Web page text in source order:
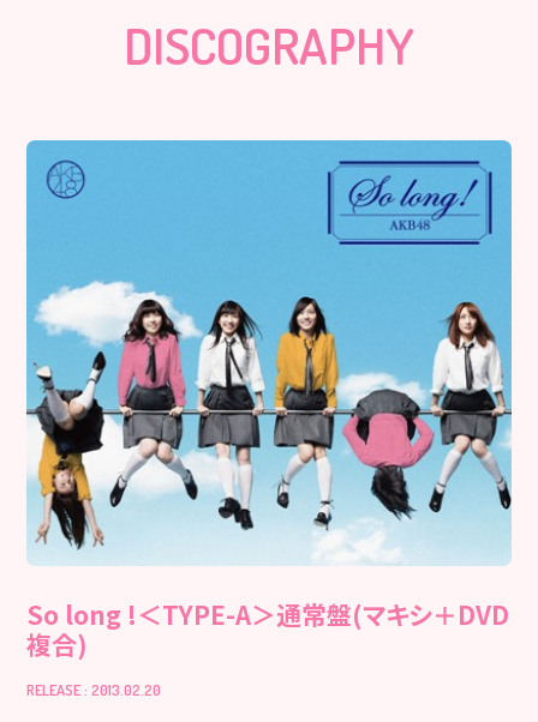
DISCOGRAPHY
So long !＜TYPE-A＞通常盤(マキシ＋DVD
複合)
RELEASE : 2013.02.20